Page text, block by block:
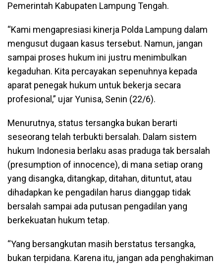
Pemerintah Kabupaten Lampung Tengah.
“Kami mengapresiasi kinerja Polda Lampung dalam
mengusut dugaan kasus tersebut. Namun, jangan
sampai proses hukum ini justru menimbulkan
kegaduhan. Kita percayakan sepenuhnya kepada
aparat penegak hukum untuk bekerja secara
profesional,” ujar Yunisa, Senin (22/6).
Menurutnya, status tersangka bukan berarti
seseorang telah terbukti bersalah. Dalam sistem
hukum Indonesia berlaku asas praduga tak bersalah
(presumption of innocence), di mana setiap orang
yang disangka, ditangkap, ditahan, dituntut, atau
dihadapkan ke pengadilan harus dianggap tidak
bersalah sampai ada putusan pengadilan yang
berkekuatan hukum tetap.
“Yang bersangkutan masih berstatus tersangka,
bukan terpidana. Karena itu, jangan ada penghakiman